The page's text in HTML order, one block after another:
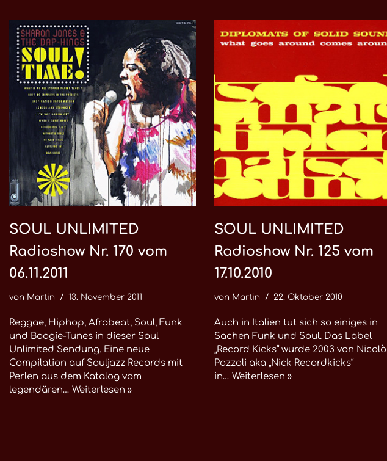
SOUL UNLIMITED
Radioshow Nr. 170 vom
06.11.2011
von Martin 13. November 2011
Reggae, Hiphop, Afrobeat, Soul, Funk
und Boogie-Tunes in dieser Soul
Unlimited Sendung. Eine neue
Compilation auf Souljazz Records mit
Perlen aus dem Katalog vom
legendären… Weiterlesen »
SOUL UNLIMITED
Radioshow Nr. 125 vom
17.10.2010
von Martin 22. Oktober 2010
Auch in Italien tut sich so einiges in
Sachen Funk und Soul. Das Label
„Record Kicks“ wurde 2003 von Nicolò
Pozzoli aka „Nick Recordkicks“
in… Weiterlesen »